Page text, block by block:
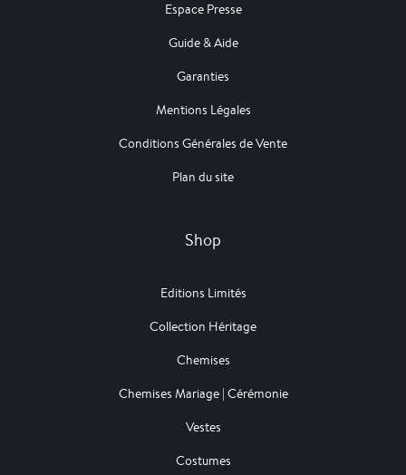
Espace Presse
Guide & Aide
Garanties
Mentions Légales
Conditions Générales de Vente
Plan du site
Shop
Editions Limités
Collection Héritage
Chemises
Chemises Mariage | Cérémonie
Vestes
Costumes